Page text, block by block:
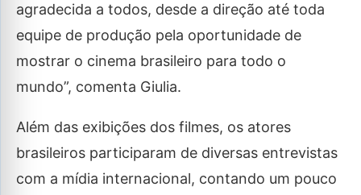
agradecida a todos, desde a direção até toda
equipe de produção pela oportunidade de
mostrar o cinema brasileiro para todo o
mundo”, comenta Giulia.
Além das exibições dos filmes, os atores
brasileiros participaram de diversas entrevistas
com a mídia internacional, contando um pouco